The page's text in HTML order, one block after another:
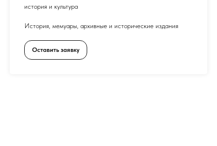
история и культура
История, мемуары, архивные и исторические издания
Оставить заявку